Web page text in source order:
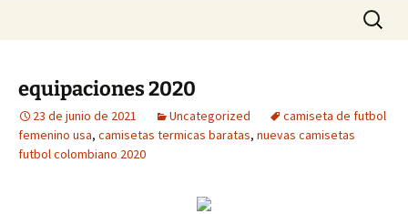
Buscar:
equipaciones 2020
23 de junio de 2021 Uncategorized
camiseta de futbol
femenino usa, camisetas termicas baratas, nuevas camisetas
futbol colombiano 2020